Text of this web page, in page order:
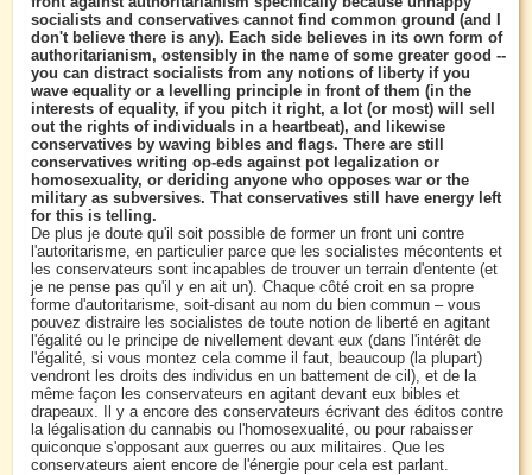
socialists and conservatives cannot find common ground (and I
don't believe there is any). Each side believes in its own form of
authoritarianism, ostensibly in the name of some greater good --
you can distract socialists from any notions of liberty if you
wave equality or a levelling principle in front of them (in the
interests of equality, if you pitch it right, a lot (or most) will sell
out the rights of individuals in a heartbeat), and likewise
conservatives by waving bibles and flags. There are still
conservatives writing op-eds against pot legalization or
homosexuality, or deriding anyone who opposes war or the
military as subversives. That conservatives still have energy left
for this is telling.
De plus je doute qu'il soit possible de former un front uni contre
l'autoritarisme, en particulier parce que les socialistes mécontents et
les conservateurs sont incapables de trouver un terrain d'entente (et
je ne pense pas qu'il y en ait un). Chaque côté croit en sa propre
forme d'autoritarisme, soit-disant au nom du bien commun – vous
pouvez distraire les socialistes de toute notion de liberté en agitant
l'égalité ou le principe de nivellement devant eux (dans l'intérêt de
l'égalité, si vous montez cela comme il faut, beaucoup (la plupart)
vendront les droits des individus en un battement de cil), et de la
même façon les conservateurs en agitant devant eux bibles et
drapeaux. Il y a encore des conservateurs écrivant des éditos contre
la légalisation du cannabis ou l'homosexualité, ou pour rabaisser
quiconque s'opposant aux guerres ou aux militaires. Que les
conservateurs aient encore de l'énergie pour cela est parlant.